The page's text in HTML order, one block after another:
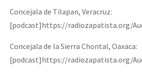
Concejala de Tilapan, Veracruz:
[podcast]https://radiozapatista.org/
Concejala de la Sierra Chontal, Oaxaca:
[podcast]https://radiozapatista.org/